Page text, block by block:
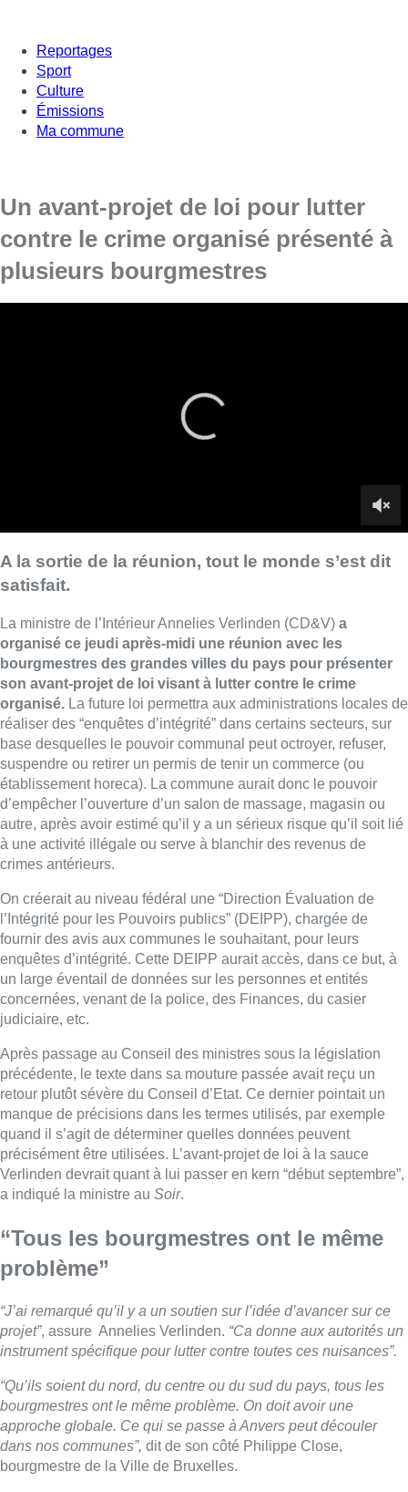
Reportages
Sport
Culture
Émissions
Ma commune
Un avant-projet de loi pour lutter
contre le crime organisé présenté à
plusieurs bourgmestres
organisé ce jeudi après-midi une réunion avec les
bourgmestres des grandes villes du pays pour présenter
son avant-projet de loi visant à lutter contre le crime
base desquelles le pouvoir communal peut octroyer, refuser,
d’empêcher l’ouverture d’un salon de massage, magasin ou
autre, après avoir estimé qu’il y a un sérieux risque qu’il soit lié
crimes antérieurs.
On créerait au niveau fédéral une “Direction Évaluation de
l’Intégrité pour les Pouvoirs publics” (DEIPP), chargée de
fournir des avis auxcommunes le souhaitant, pour leurs
enquêtes d’intégrité. Cette DEIPP aurait accès, dans ce but, à
un large éventail de données sur les personnes et entités
concernées, venant de la police, des Finances, du casier
judiciaire, etc.
Après passage au Conseil des ministres sous la législation
précédente, le texte dans sa mouture passée avait reçu un
retour plutôt sévère du Conseil d’Etat. Ce dernier pointait un
manque de précisions dans les termes utilisés, par exemple
quand il s’agit de déterminer quelles données peuvent
précisément être utilisées. L’avant-projet de loi à la sauce
Verlinden devrait quant à lui passer en kern “début septembre”,
a indiqué la ministre auSoir.
“Tous les bourgmestres ont le même
problème”
“J’ai remarqué qu’il y a un soutien sur l’idée d’avancer sur ce
projet”
, assure Annelies Verlinden.
“Ca donne aux autorités un
instrument spécifique pour lutter contre toutes ces nuisances”.
“Qu’ils soient du nord, du centre ou du sud du pays, tous les
bourgmestres ont le même problème. On doit avoir une
approche globale. Ce qui se passe à Anvers peut découler
dans nos communes”,dit de son côté Philippe Close,
Face aux remarques sur le manque de moyens, Annelies
Verlinden affirme :
Belga – Photo : Belga/Nicolas Maeterlinck
Lire aussi :
Deux personnes hospitalisées